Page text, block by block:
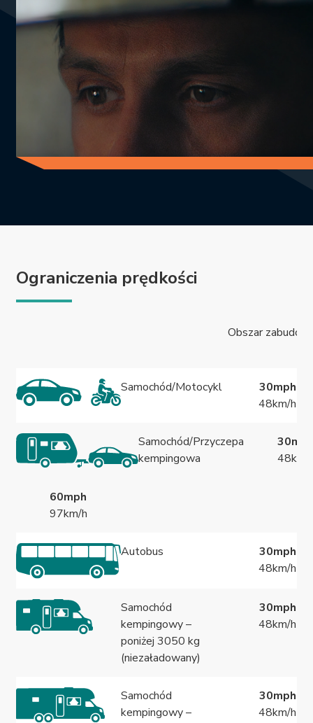
Ograniczenia prędkości
Obszar
Samochód/Motocykl
30mph
48km/h
Samochód/Przyczepa
kempingowa
48km/
60mph
97km/h
Autobus
30mph
48km/h
Samochód
kempingowy –
poniżej 3050 kg
(niezaładowany)
30mph
48km/h
Samochód
kempingowy –
30mph
48km/h